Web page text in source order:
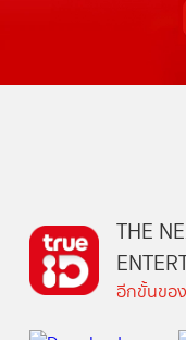
THE
อีกขั้นขอ